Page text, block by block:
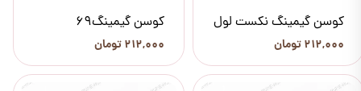
کوسن گیمینگ نکست لول
۲۱۲,۰۰۰ تومان
کوسن گیمینگ69
۲۱۲,۰۰۰ تومان